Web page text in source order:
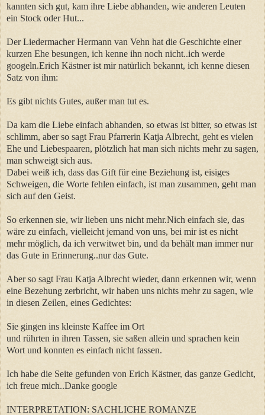
kannten sich gut, kam ihre Liebe abhanden, wie anderen Leuten
ein Stock oder Hut...
Der Liedermacher Hermann van Vehn hat die Geschichte einer
kurzen Ehe besungen, ich kenne ihn noch nicht..ich werde
googeln.Erich Kästner ist mir natürlich bekannt, ich kenne diesen
Satz von ihm:
Es gibt nichts Gutes, außer man tut es.
Da kam die Liebe einfach abhanden, so etwas ist bitter, so etwas ist
schlimm, aber so sagt Frau Pfarrerin Katja Albrecht, geht es vielen
Ehe und Liebespaaren, plötzlich hat man sich nichts mehr zu sagen,
man schweigt sich aus.
Dabei weiß ich, dass das Gift für eine Beziehung ist, eisiges
Schweigen, die Worte fehlen einfach, ist man zusammen, geht man
sich auf den Geist.
So erkennen sie, wir lieben uns nicht mehr.Nich einfach sie, das
wäre zu einfach, vielleicht jemand von uns, bei mir ist es nicht
mehr möglich, da ich verwitwet bin, und da behält man immer nur
das Gute in Erinnerung..nur das Gute.
Aber so sagt Frau Katja Albrecht wieder, dann erkennen wir, wenn
eine Bezehung zerbricht, wir haben uns nichts mehr zu sagen, wie
in diesen Zeilen, eines Gedichtes:
Sie gingen ins kleinste Kaffee im Ort
und rührten in ihren Tassen, sie saßen allein und sprachen kein
Wort und konnten es einfach nicht fassen.
Ich habe die Seite gefunden von Erich Kästner, das ganze Gedicht,
ich freue mich..Danke google
INTERPRETATION: SACHLICHE ROMANZE